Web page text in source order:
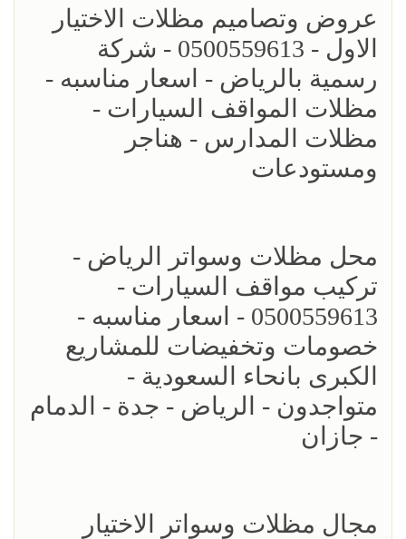
عروض وتصاميم مظلات الاختيار
الاول - 0500559613 - شركة
رسمية بالرياض - اسعار مناسبه -
مظلات المواقف السيارات -
مظلات المدارس - هناجر
ومستودعات
محل مظلات وسواتر الرياض -
تركيب مواقف السيارات -
0500559613 - اسعار مناسبه -
خصومات وتخفيضات للمشاريع
الكبرى بانحاء السعودية -
متواجدون - الرياض - جدة - الدمام
- جازان
مجال مظلات وسواتر الاختيار